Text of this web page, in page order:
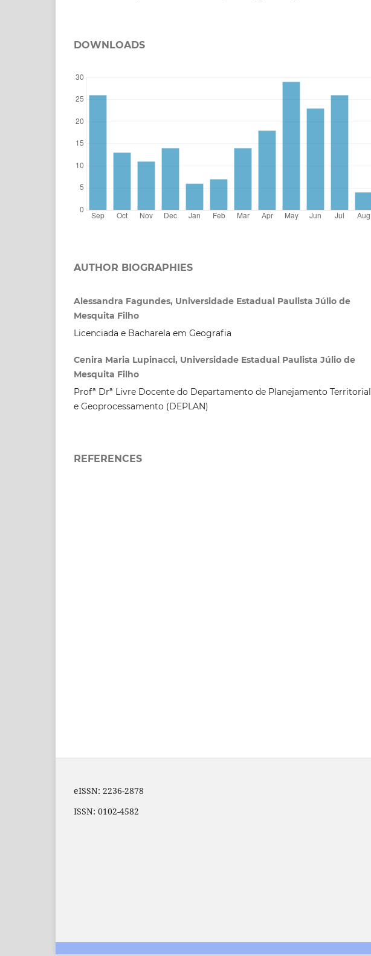
DOWNLOADS
AUTHOR BIOGRAPHIES
Alessandra Fagundes, Universidade Estadual Paulista Júlio de
Mesquita Filho
Licenciada e Bacharela em Geografia
Cenira Maria Lupinacci, Universidade Estadual Paulista Júlio de
Mesquita Filho
Profª Drª Livre Docente do Departamento de Planejamento Territorial
e Geoprocessamento (DEPLAN)
REFERENCES
eISSN: 2236-2878
ISSN: 0102-4582